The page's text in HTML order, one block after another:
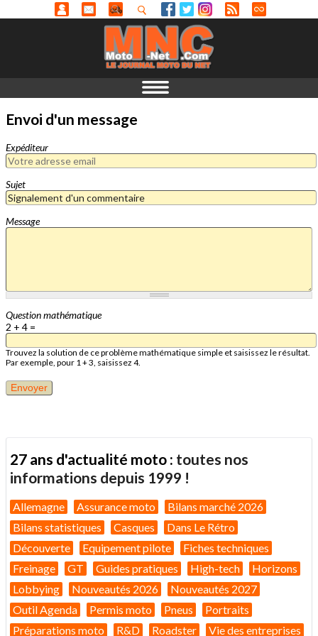
Envoi d'un message
Expéditeur
Sujet
Message
Question mathématique
2 + 4 =
Trouvez la solution de ce problème mathématique simple et saisissez le résultat.
Par exemple, pour 1 + 3, saisissez 4.
27 ans d'actualité moto : toutes nos
informations depuis 1999 !
Allemagne Assurance moto
Bilans marché 2026
Bilans statistiques
Casques
Dans Le Rétro
Découverte
Equipement pilote
Fiches techniques
Freinage
GT Guides pratiques High-tech
Horizons
Lobbying
Nouveautés 2026
Nouveautés 2027
Outil Agenda
Permis moto Pneus
Portraits
Préparations moto
R&D Roadster Vie des entreprises